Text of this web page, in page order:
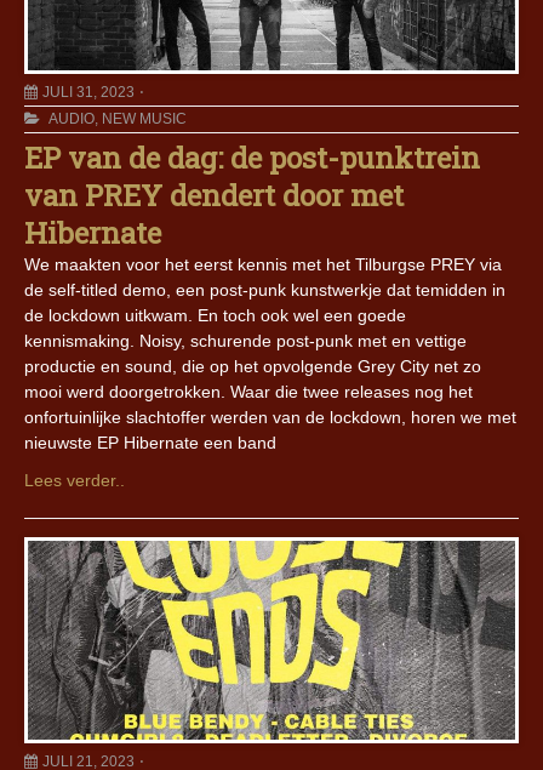
JULI 31, 2023
AUDIO, NEW MUSIC
EP van de dag: de post-punktrein
van PREY dendert door met
Hibernate
We maakten voor het eerst kennis met het Tilburgse PREY via
de self-titled demo, een post-punk kunstwerkje dat temidden in
de lockdown uitkwam. En toch ook wel een goede
kennismaking. Noisy, schurende post-punk met en vettige
productie en sound, die op het opvolgende Grey City net zo
mooi werd doorgetrokken. Waar die twee releases nog het
onfortuinlijke slachtoffer werden van de lockdown, horen we met
nieuwste EP Hibernate een band
Lees verder..
JULI 21, 2023